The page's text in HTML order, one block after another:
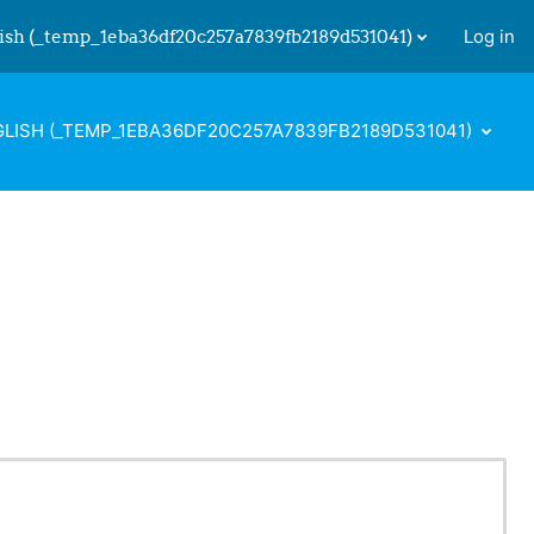
input
‎(_temp_1eba36df20c257a7839fb2189d531041)‎ Log in
‎(_TEMP_1EBA36DF20C257A7839FB2189D531041)‎